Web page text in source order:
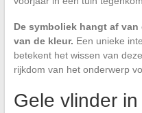
De symboliek hangt af
van de kleur. Een unieke
betekent het wissen van
rijkdom van het onderwerp
Gele vlinder